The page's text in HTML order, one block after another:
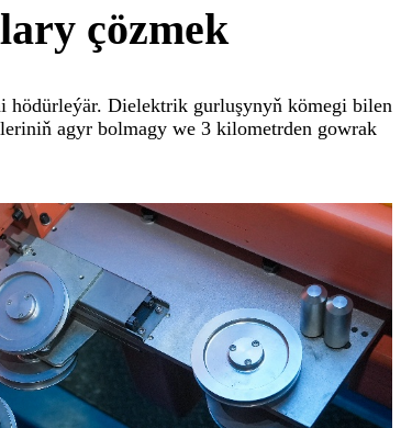
çözmek
hödürleýär. Dielektrik gurluşynyň kömegi bilen
agyr bolmagy we 3 kilometrden gowrak